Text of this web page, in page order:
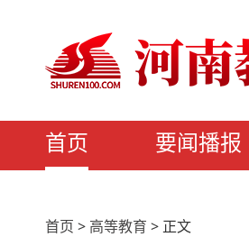
首页 要闻播报
首页 > 高等教育 > 正文